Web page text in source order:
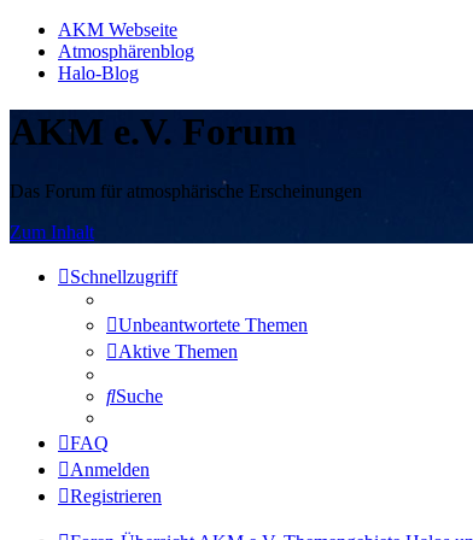
AKM Webseite
Atmosphärenblog
Halo-Blog
AKM e.V. Forum
Das Forum für atmosphärische Erscheinungen
Zum Inhalt
Schnellzugriff
Unbeantwortete Themen
Aktive Themen
Suche
FAQ
Anmelden
Registrieren